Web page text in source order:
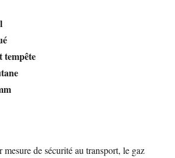
tempête
de sécurité au transport, le gaz